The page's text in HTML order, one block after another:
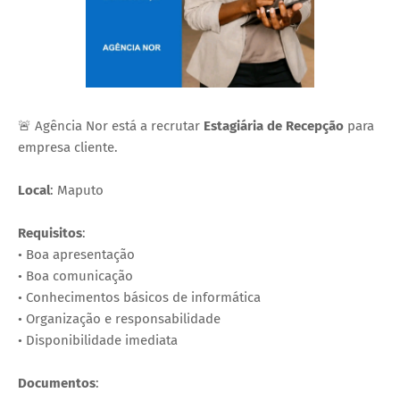
🚨 Agência Nor está a recrutar Estagiária de Recepção para
empresa cliente.
Local: Maputo
Requisitos:
• Boa apresentação
• Boa comunicação
• Conhecimentos básicos de informática
• Organização e responsabilidade
• Disponibilidade imediata
Documentos: